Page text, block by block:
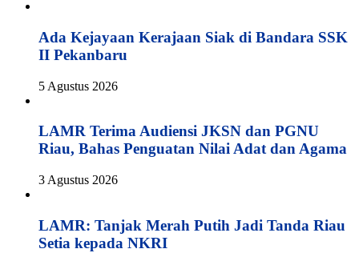
Ada Kejayaan Kerajaan Siak di Bandara SSK
II Pekanbaru
5 Agustus 2026
LAMR Terima Audiensi JKSN dan PGNU
Riau, Bahas Penguatan Nilai Adat dan Agama
3 Agustus 2026
LAMR: Tanjak Merah Putih Jadi Tanda Riau
Setia kepada NKRI